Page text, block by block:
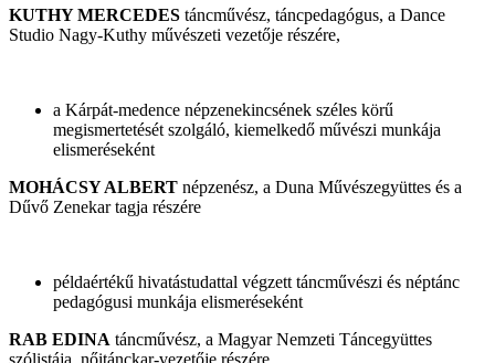
KUTHY MERCEDES táncművész, táncpedagógus, a Dance
Studio Nagy-Kuthy művészeti vezetője részére,
a Kárpát-medence népzenekincsének széles körű
megismertetését szolgáló, kiemelkedő művészi munkája
elismeréseként
MOHÁCSY ALBERT népzenész, a Duna Művészegyüttes és a
Dűvő Zenekar tagja részére
példaértékű hivatástudattal végzett táncművészi és néptánc
pedagógusi munkája elismeréseként
RAB EDINA táncművész, a Magyar Nemzeti Táncegyüttes